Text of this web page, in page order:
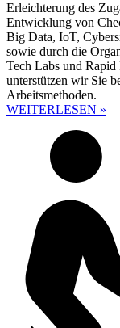
Erleichterung des
Entwicklung von
Big Data, IoT,
sowie durch die
Tech Labs und
unterstützen wir Sie
Arbeitsmethoden.
WEITERLESEN »